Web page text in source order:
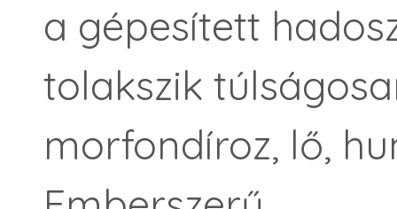
a gépesített
tolakszik
morfondíroz, lő,